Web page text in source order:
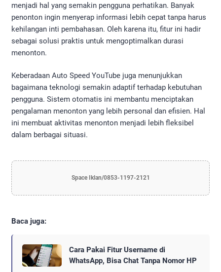
menjadi hal yang semakin pengguna perhatikan. Banyak
penonton ingin menyerap informasi lebih cepat tanpa harus
kehilangan inti pembahasan. Oleh karena itu, fitur ini hadir
sebagai solusi praktis untuk mengoptimalkan durasi
menonton.
Keberadaan Auto Speed YouTube juga menunjukkan
bagaimana teknologi semakin adaptif terhadap kebutuhan
pengguna. Sistem otomatis ini membantu menciptakan
pengalaman menonton yang lebih personal dan efisien. Hal
ini membuat aktivitas menonton menjadi lebih fleksibel
dalam berbagai situasi.
Space Iklan/0853-1197-2121
Baca juga:
Cara Pakai Fitur Username di
WhatsApp, Bisa Chat Tanpa Nomor HP